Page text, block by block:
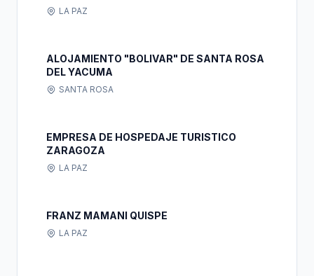
LA PAZ
ALOJAMIENTO "BOLIVAR" DE SANTA ROSA
DEL YACUMA
SANTA ROSA
EMPRESA DE HOSPEDAJE TURISTICO
ZARAGOZA
LA PAZ
FRANZ MAMANI QUISPE
LA PAZ